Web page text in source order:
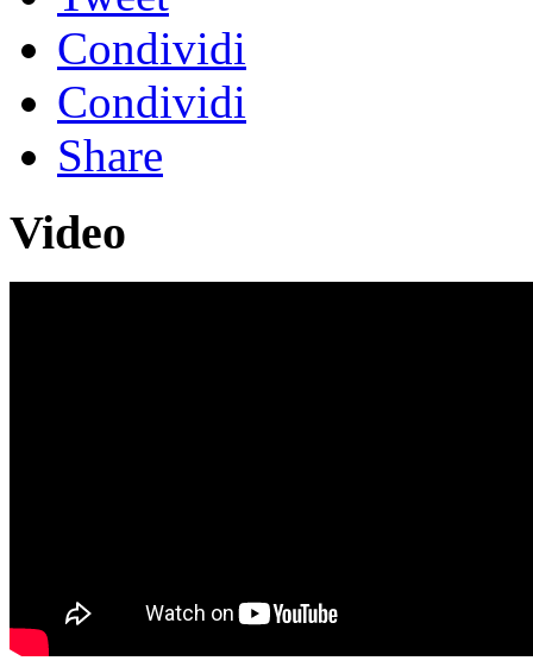
Condividi
Condividi
Share
Video